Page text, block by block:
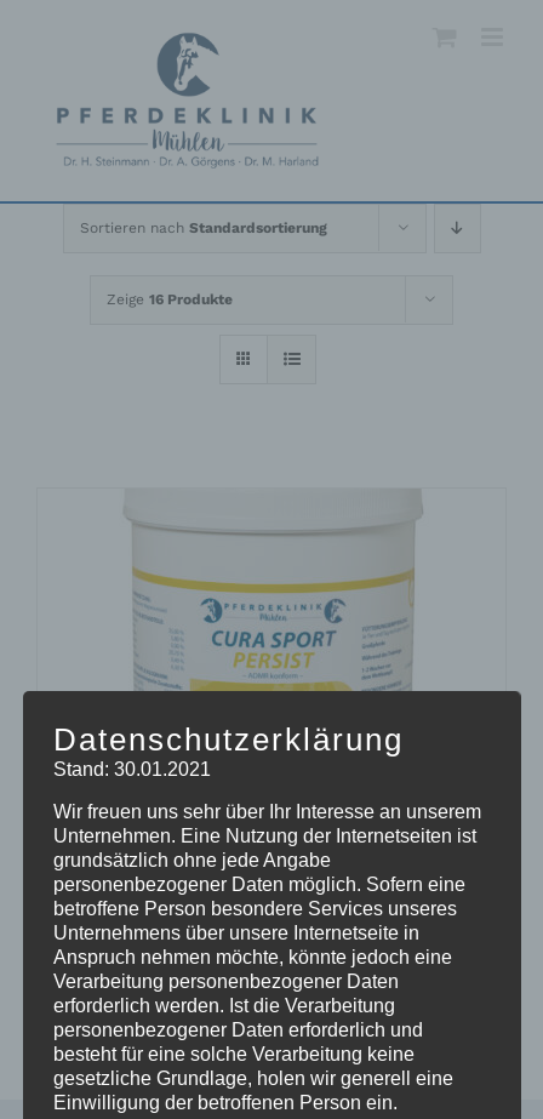
Sortieren nach Standardsortierung
Zeige 16 Produkte
CURA SPORT PERSIST
74,99€ Enthält 7% Mehrwertsteuer zzgl.
Lieferzeit: sofort lieferbar
In den Warenkorb
Datenschutzerklärung
Stand: 30.01.2021
Wir freuen uns sehr über Ihr Interesse an unserem
Unternehmen. Eine Nutzung der Internetseiten ist
grundsätzlich ohne jede Angabe
personenbezogener Daten möglich. Sofern eine
betroffene Person besondere Services unseres
Unternehmens über unsere Internetseite in
Anspruch nehmen möchte, könnte jedoch eine
Verarbeitung personenbezogener Daten
erforderlich werden. Ist die Verarbeitung
personenbezogener Daten erforderlich und
besteht für eine solche Verarbeitung keine
gesetzliche Grundlage, holen wir generell eine
Einwilligung der betroffenen Person ein.